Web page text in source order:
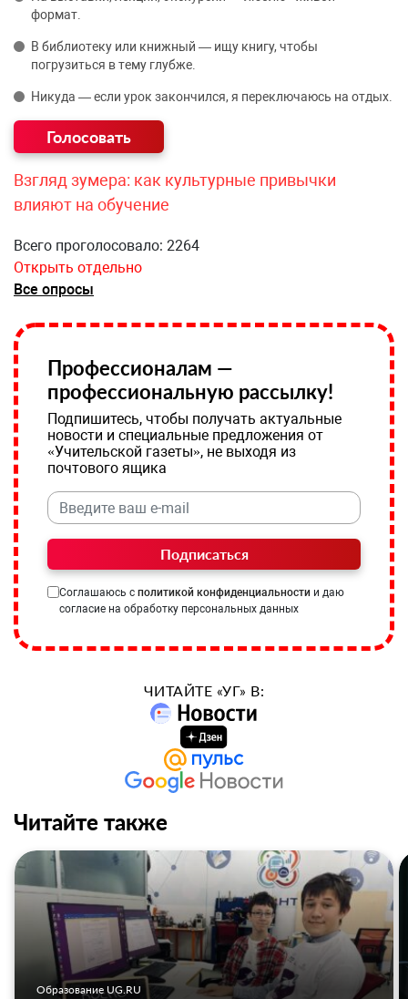
формат.
В библиотеку или книжный — ищу книгу, чтобы
погрузиться в тему глубже.
Никуда — если урок закончился, я переключаюсь на отдых.
Взгляд зумера: как культурные привычки
влияют на обучение
Всего проголосовало: 2264
Открыть отдельно
Все опросы
Профессионалам —
профессиональную рассылку!
Подпишитесь, чтобы получать актуальные
новости и специальные предложения от
«Учительской газеты», не выходя из
почтового ящика
Подписаться
Соглашаюсь с политикой конфиденциальности и даю
согласие на обработку персональных данных
ЧИТАЙТЕ «УГ» В:
Читайте также
Образование UG.RU